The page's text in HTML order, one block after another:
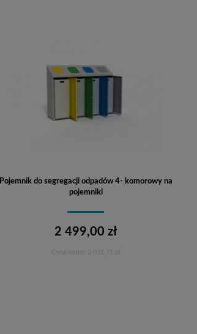
Pojemnik do segregacji odpadów 4- komorowy na
pojemniki
2 499,00 zł
2 031,71 zł